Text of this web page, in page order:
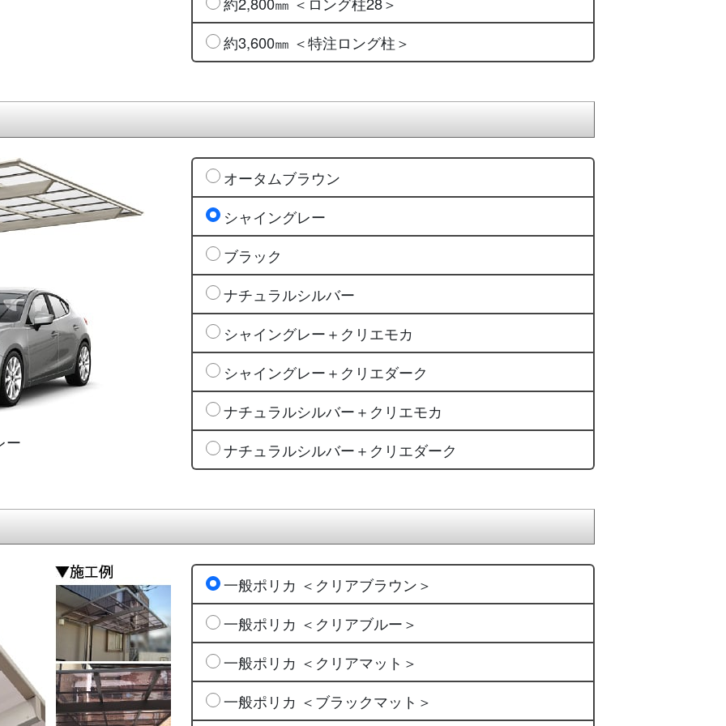
約3,600㎜ ＜特注ロング柱＞
ー
オータムブラウン
シャイングレー
ブラック
ナチュラルシルバー
シャイングレー＋クリエモカ
シャイングレー＋クリエダーク
ナチュラルシルバー＋クリエモカ
ナチュラルシルバー＋クリエダーク
一般ポリカ ＜クリアブラウン＞
一般ポリカ ＜クリアブルー＞
一般ポリカ ＜クリアマット＞
一般ポリカ ＜ブラックマット＞